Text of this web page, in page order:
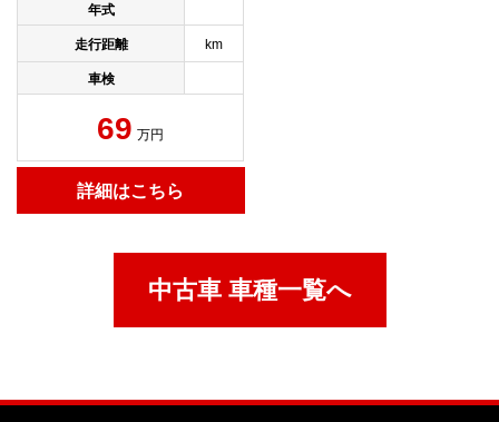
年式
走行距離 km
車検
69 万円
詳細はこちら
中古車 車種一覧へ